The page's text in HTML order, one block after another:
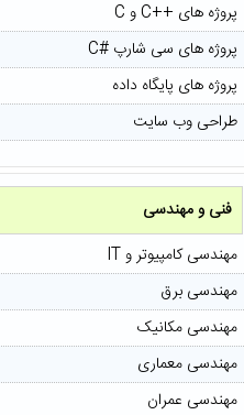
پروژه های ++C و C
پروژه های سی شارپ #C
پروژه های پایگاه داده
طراحی وب سایت
فنی و مهندسی
مهندسی کامپیوتر و IT
مهندسی برق
مهندسی مکانیک
مهندسی معماری
مهندسی عمران